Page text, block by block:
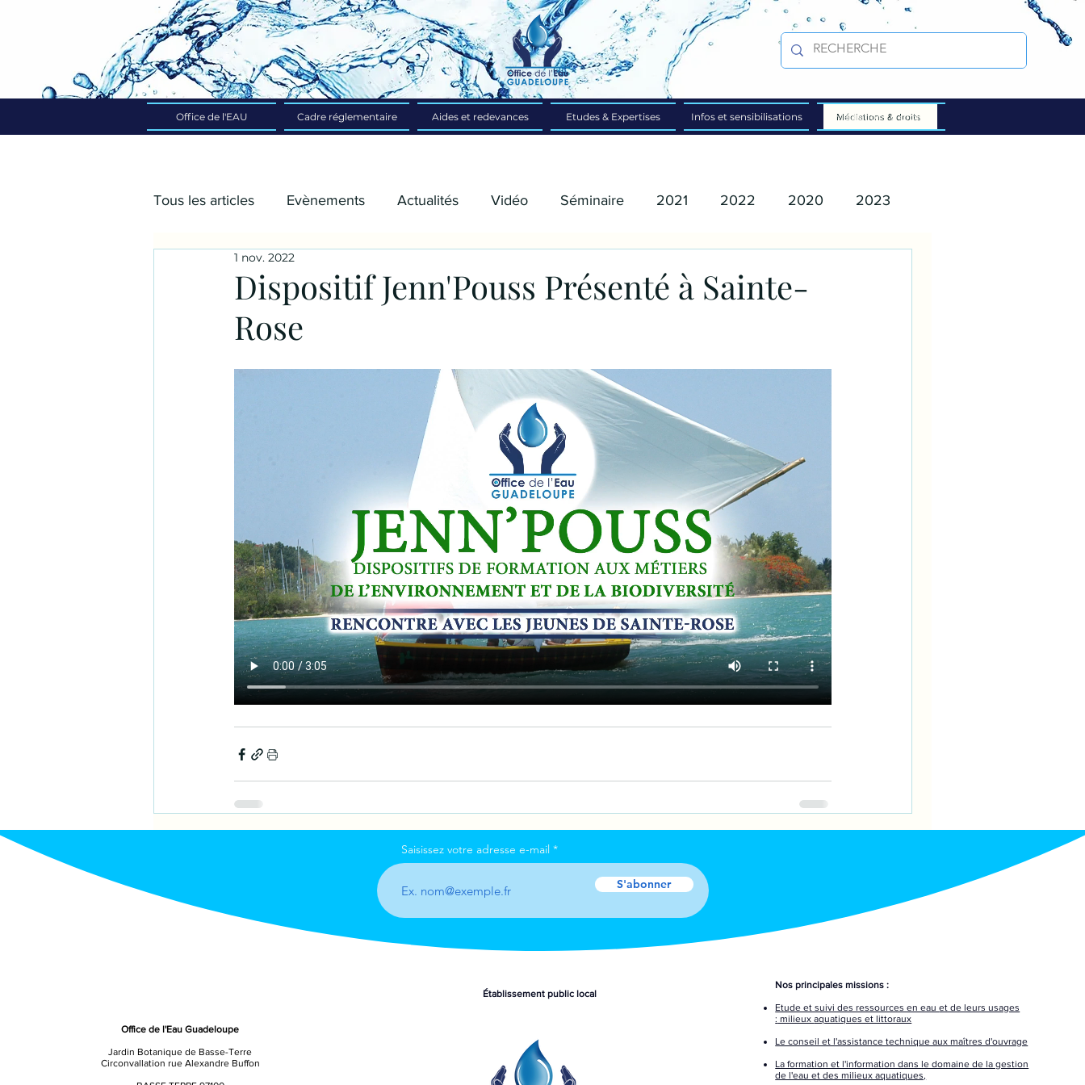
Médiations & droits
Office de l'EAU Cadre réglementaire Aides et redevances Etudes & Expertises Infos et sensibilisations Médiations & droits
Tous les articles Evènements Actualités Vidéo Séminaire 2021 2022 2020 2023
2025
Dispositif Jenn'Pouss Présenté à Sainte-
Rose
1 nov. 2022
Saisissez votre adresse e-mail
S'abonner
Office de l'Eau Guadeloupe
Jardin Botanique de Basse-Terre
Circonvallation rue Alexandre Buffon
Établissement public local
Nos principales missions :
Etude et suivi des ressources en eauet de leurs usages
: milieuxaquatiques et littoraux
Le conseil et l'assistance technique aux maîtres d'ouvrage
La formation et l'information dans le domaine de la gestion
de l'eau et des milieux aquatiques,